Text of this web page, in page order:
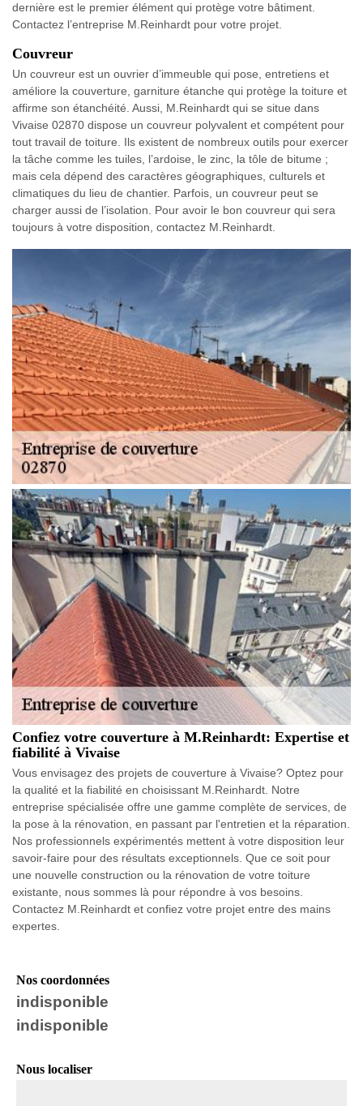
dernière est le premier élément qui protège votre bâtiment.
Contactez l’entreprise M.Reinhardt pour votre projet.
Couvreur
Un couvreur est un ouvrier d’immeuble qui pose, entretiens et
améliore la couverture, garniture étanche qui protège la toiture et
affirme son étanchéité. Aussi, M.Reinhardt qui se situe dans
Vivaise 02870 dispose un couvreur polyvalent et compétent pour
tout travail de toiture. Ils existent de nombreux outils pour exercer
la tâche comme les tuiles, l’ardoise, le zinc, la tôle de bitume ;
mais cela dépend des caractères géographiques, culturels et
climatiques du lieu de chantier. Parfois, un couvreur peut se
charger aussi de l’isolation. Pour avoir le bon couvreur qui sera
toujours à votre disposition, contactez M.Reinhardt.
Confiez votre couverture à M.Reinhardt: Expertise et
fiabilité à Vivaise
Vous envisagez des projets de couverture à Vivaise? Optez pour
la qualité et la fiabilité en choisissant M.Reinhardt. Notre
entreprise spécialisée offre une gamme complète de services, de
la pose à la rénovation, en passant par l'entretien et la réparation.
Nos professionnels expérimentés mettent à votre disposition leur
savoir-faire pour des résultats exceptionnels. Que ce soit pour
une nouvelle construction ou la rénovation de votre toiture
existante, nous sommes là pour répondre à vos besoins.
Contactez M.Reinhardt et confiez votre projet entre des mains
expertes.
Nos coordonnées
indisponible
indisponible
Nous localiser